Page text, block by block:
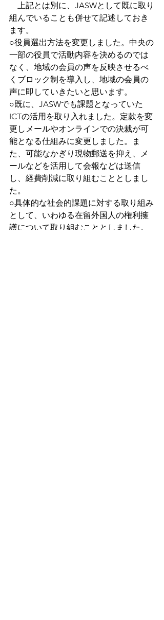
上記とは別に、JASWとして既に取り
組んでいることも併せて記述しておき
ます。
○役員選出方法を変更しました。中央の
一部の役員で活動内容を決めるのでは
なく、地域の会員の声を反映させるべ
くブロック制を導入し、地域の会員の
声に即していきたいと思います。
○既に、JASWでも課題となっていた
ICTの活用を取り入れました。定款を変
更しメールやオンラインでの決裁が可
能となる仕組みに変更しました。ま
た、可能なかぎり現物郵送を抑え、メ
ールなどを活用して会報などは送信
し、経費削減に取り組むこととしまし
た。
○具体的な社会的課題に対する取り組み
として、いわゆる在留外国人の権利擁
護について取り組むこととしました。